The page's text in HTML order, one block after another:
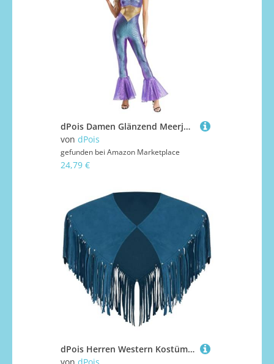
dPois Damen Glänzend Meerjungfrau Kostüm Overall Lang Jumpsuit Ärmellos mit Flared Bottom Cosplay Fasching Karneval Halloween Kostüm Violett L
von dPois
gefunden bei Amazon Marketplace
24,79 €
dPois Herren Western Kostüm Cape Kurz Umhang Poncho Wildleder Oberteil mit Quasten Vintage Cowboy Kostüm Mottoparty Karneval Blau XL